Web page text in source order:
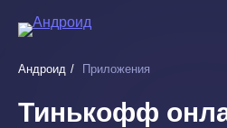
основному
Андроид Приложения
Тинькофф